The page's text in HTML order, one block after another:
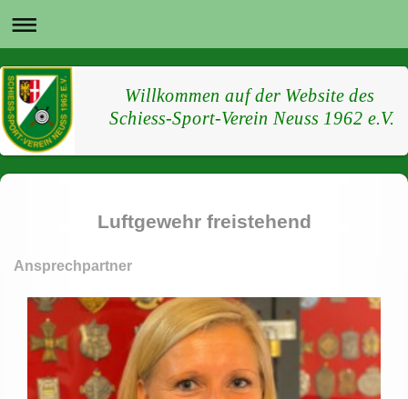
Willkommen auf der Website des
Schiess-Sport-Verein Neuss 1962 e.V.
Luftgewehr freistehend
Ansprechpartner